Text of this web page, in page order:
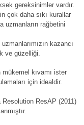
gereksinimler vardır.
çok daha sıkı kurallar
uzmanların rağbetini
kazancı
ve güzelliği.
kıvamı ister
için idealdir.
ResAP (2011)